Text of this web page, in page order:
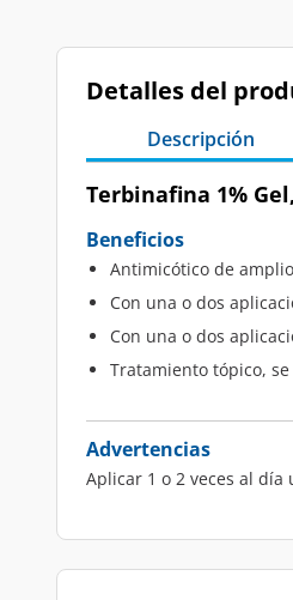
Detalles del
Descripción
Terbinafina 1%
Beneficios
Antimicótico de
Con una o dos
Con una o dos
Tratamiento tópico,
Advertencias
Aplicar 1 o 2 veces al